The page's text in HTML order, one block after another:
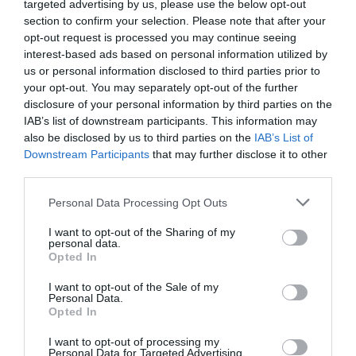
targeted advertising by us, please use the below opt-out
section to confirm your selection. Please note that after your
opt-out request is processed you may continue seeing
interest-based ads based on personal information utilized by
us or personal information disclosed to third parties prior to
your opt-out. You may separately opt-out of the further
disclosure of your personal information by third parties on the
IAB’s list of downstream participants. This information may
also be disclosed by us to third parties on the IAB’s List of
Downstream Participants that may further disclose it to other
Personal Data Processing Opt Outs
I want to opt-out of the Sharing of my
personal data.
Opted In
I want to opt-out of the Sale of my
Personal Data.
Opted In
I want to opt-out of processing my
Personal Data for Targeted Advertising.
innovacióntiene que pasar a todos los campos de
economía", admite.
"Las ideas vendrán de la gente normal"
Apostar por el sistema educativo es, para el
catedrático catalán, la más importante decisión
para reorientar el futuro sistema económico,
junto con la integración de lasnuevas
tecnologías. Considera que las ideas, las que
acabarán revolucionando el mundo, "no vienen de
normal, por eso necesitamos tener un sistema
educativo donde la gente normal esté muy
educada", argumenta.
Aun así, Sala-y-Martín defiende un sistema